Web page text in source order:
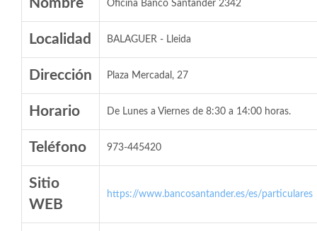
Nombre Oficina Banco Santander 2342
Localidad BALAGUER - Lleida
Dirección Plaza Mercadal, 27
Horario De Lunes a Viernes de 8:30 a 14:00 horas.
Teléfono 973-445420
Sitio
WEB
https://www.bancosantander.es/es/particulares